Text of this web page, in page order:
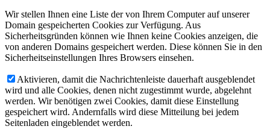
Wir stellen Ihnen eine Liste der von Ihrem Computer auf unserer
Domain gespeicherten Cookies zur Verfügung. Aus
Sicherheitsgründen können wie Ihnen keine Cookies anzeigen, die
von anderen Domains gespeichert werden. Diese können Sie in den
Sicherheitseinstellungen Ihres Browsers einsehen.
Aktivieren, damit die Nachrichtenleiste dauerhaft ausgeblendet
wird und alle Cookies, denen nicht zugestimmt wurde, abgelehnt
werden. Wir benötigen zwei Cookies, damit diese Einstellung
gespeichert wird. Andernfalls wird diese Mitteilung bei jedem
Seitenladen eingeblendet werden.